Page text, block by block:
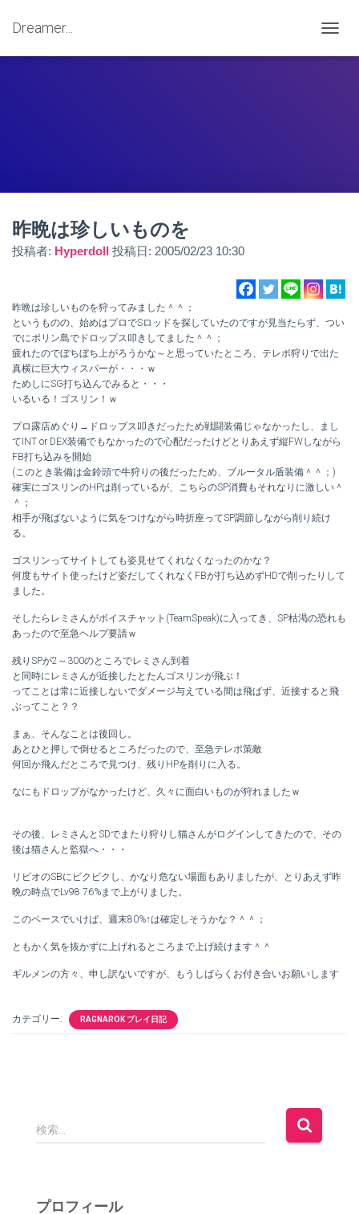
Dreamer...
ビ
替
昨晩は珍しいものを
投稿者: Hyperdoll 投稿日: 2005/02/23 10:30
昨晩は珍しいものを狩ってみました＾＾；
というものの、始めはプロでSロッドを探していたのですが見当たらず、つい
でにポリン島でドロップス叩きしてました＾＾；
疲れたのでぼちぼち上がろうかな～と思っていたところ、テレポ狩りで出た
真横に巨大ウィスパーが・・・ｗ
ためしにSG打ち込んでみると・・・
いるいる！ゴスリン！ｗ
プロ露店めぐり→ドロップス叩きだったため戦闘装備じゃなかったし、まし
てINT or DEX装備でもなかったので心配だったけどとりあえず縦FWしながら
FB打ち込みを開始
(このとき装備は金鈴頭で牛狩りの後だったため、ブルータル盾装備＾＾；)
確実にゴスリンのHPは削っているが、こちらのSP消費もそれなりに激しい＾
＾；
相手が飛ばないように気をつけながら時折座ってSP調節しながら削り続け
る。
ゴスリンってサイトしても姿見せてくれなくなったのかな？
何度もサイト使ったけど姿だしてくれなくFBが打ち込めずHDで削ったりして
ました。
そしたらレミさんがボイスチャット(TeamSpeak)に入ってき、SP枯渇の恐れも
あったので至急ヘルプ要請ｗ
残りSPが2～300のところでレミさん到着
と同時にレミさんが近接したとたんゴスリンが飛ぶ！
ってことは常に近接しないでダメージ与えている間は飛ばず、近接すると飛
ぶってこと？？
まぁ、そんなことは後回し。
あとひと押しで倒せるところだったので、至急テレポ策敵
何回か飛んだところで見つけ、残りHPを削りに入る。
なにもドロップがなかったけど、久々に面白いものが狩れましたｗ
その後、レミさんとSDでまたり狩りし猫さんがログインしてきたので、その
後は猫さんと監獄へ・・・
リビオのSBにビクビクし、かなり危ない場面もありましたが、とりあえず昨
晩の時点でLv98 76%まで上がりました。
このペースでいけば、週末80%↑は確定しそうかな？＾＾；
ともかく気を抜かずに上げれるところまで上げ続けます＾＾
ギルメンの方々、申し訳ないですが、もうしばらくお付き合いお願いします
カテゴリー: RAGNAROK プレイ日記
検
索
検索…
プロフィール